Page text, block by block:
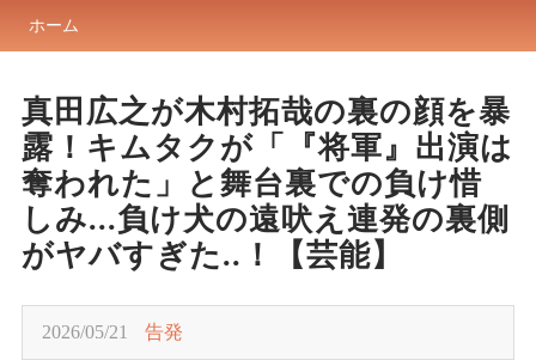
ホーム
真田広之が木村拓哉の裏の顔を暴
露！キムタクが「『将軍』出演は
奪われた」と舞台裏での負け惜
しみ...負け犬の遠吠え連発の裏側
がヤバすぎた..！【芸能】
2026/05/21 告発